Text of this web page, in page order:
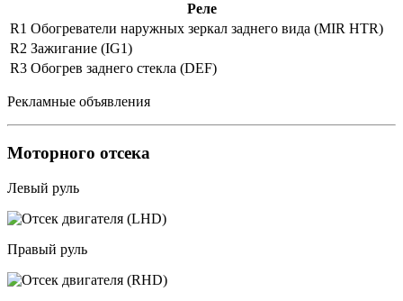
Реле
R1 Обогреватели наружных зеркал заднего вида (MIR HTR)
R2 Зажигание (IG1)
R3 Обогрев заднего стекла (DEF)
Рекламные объявления
Моторного отсека
Левый руль
Правый руль